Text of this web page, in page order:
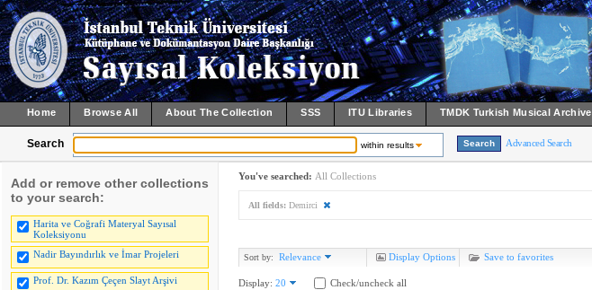
Home Browse All About The Collection SSS ITU Libraries TMDK Turkish Musical Archive
Search within results Advanced Search
Add or remove other collections
to your search:
Harita ve Coğrafi Materyal Sayısal
Koleksiyonu
Nadir Bayındırlık ve İmar Projeleri
Prof. Dr. Kazım Çeçen Slayt Arşivi
You've searched: All Collections
All fields: Demirci
Sort by: Relevance Display Options Save to favorites
Display: 20 Check/uncheck all